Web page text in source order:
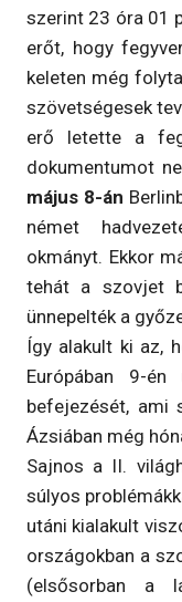
szerint 23 óra 01
erőt, hogy
keleten még
szövetségesek
erő letette a
dokumentumot
május 8-án
német
okmányt. Ekkor
tehát a szovjet
ünnepelték a
Így alakult ki az,
Európában 9-
befejezését, ami
Ázsiában még
Sajnos a II.
súlyos
utáni kialakult
országokban a
(elsősorban a